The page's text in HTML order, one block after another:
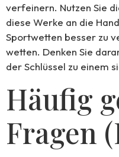
verfeinern. Nutzen Sie
diese Werke an die
Sportwetten besser zu
wetten. Denken Sie
der Schlüssel zu einem
Häufig
Fragen